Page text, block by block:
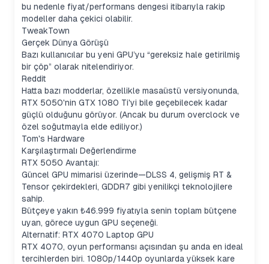
bu nedenle fiyat/performans dengesi itibarıyla rakip
modeller daha çekici olabilir.
TweakTown
Gerçek Dünya Görüşü
Bazı kullanıcılar bu yeni GPU’yu “gereksiz hale getirilmiş
bir çöp” olarak nitelendiriyor.
Reddit
Hatta bazı modderlar, özellikle masaüstü versiyonunda,
RTX 5050'nin GTX 1080 Ti'yi bile geçebilecek kadar
güçlü olduğunu görüyor. (Ancak bu durum overclock ve
özel soğutmayla elde ediliyor.)
Tom's Hardware
Karşılaştırmalı Değerlendirme
RTX 5050 Avantajı:
Güncel GPU mimarisi üzerinde—DLSS 4, gelişmiş RT &
Tensor çekirdekleri, GDDR7 gibi yenilikçi teknolojilere
sahip.
Bütçeye yakın ₺46.999 fiyatıyla senin toplam bütçene
uyan, görece uygun GPU seçeneği.
Alternatif: RTX 4070 Laptop GPU
RTX 4070, oyun performansı açısından şu anda en ideal
tercihlerden biri. 1080p/1440p oyunlarda yüksek kare